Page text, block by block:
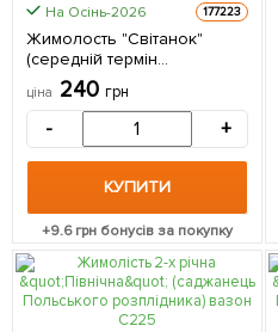
На Осінь-2026 177223
Жимолость "Світанок"
(середній термін
дозрівання) 1 саджанець в
упаковці
ціна 240 грн
- +
КУПИТИ
+9.6грн бонусів за покупку